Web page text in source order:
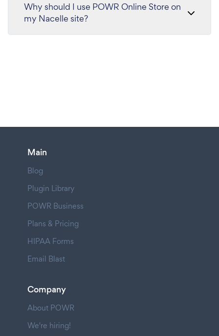
Why should I use POWR Online Store on
my Nacelle site?
Main
Blog
Plugin Library
POWR Business
Plans & Pricing
HIPAA Forms
Email Blast
Company
About POWR
We're hiring!